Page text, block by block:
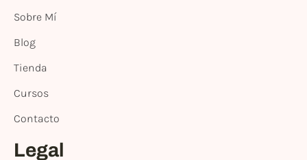
Sobre Mí
Blog
Tienda
Cursos
Contacto
Legal